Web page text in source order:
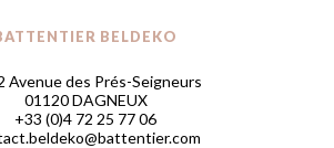
BELDEKO
Avenue des Prés-Seigneurs
01120 DAGNEUX
+33 (0)4 72 25 77 06